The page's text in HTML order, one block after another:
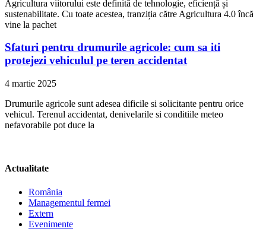
Agricultura viitorului este definită de tehnologie, eficiență și
sustenabilitate. Cu toate acestea, tranziția către Agricultura 4.0 încă
vine la pachet
Sfaturi pentru drumurile agricole: cum sa iti
protejezi vehiculul pe teren accidentat
4 martie 2025
Drumurile agricole sunt adesea dificile si solicitante pentru orice
vehicul. Terenul accidentat, denivelarile si conditiile meteo
nefavorabile pot duce la
Actualitate
România
Managementul fermei
Extern
Evenimente